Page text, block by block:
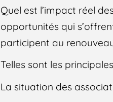
Quel est l’impact réel
opportunités qui
participent au
Telles sont les
La situation des